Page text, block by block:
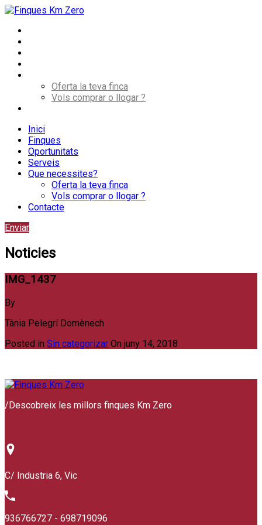
Oferta la teva finca
Vols comprar o llogar ?
Inici
Finques
Oportunitats
Serveis
Que necessites?
Oferta la teva finca
Vols comprar o llogar ?
Contacte
Enviar
Noticies
IMG_1437
By
Tània Pelegrí Domènech
Posted in Sin categorizar On juny 14, 2018
/Descobreix les millors finques Km Zero
C/ Industria 6, Vic
936766727 - 698719096